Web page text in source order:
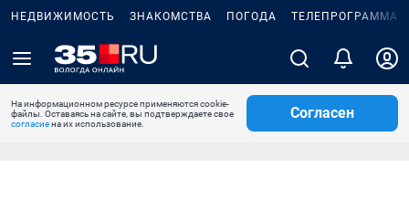
НЕДВИЖИМОСТЬ ЗНАКОМСТВА ПОГОДА ТЕЛЕПРОГРАММА
На информационном ресурсе применяются cookie-
файлы. Оставаясь на сайте, вы подтверждаете свое
согласиена их использование.
Согласен